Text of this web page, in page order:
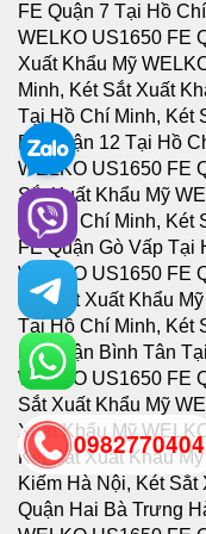
0982770404